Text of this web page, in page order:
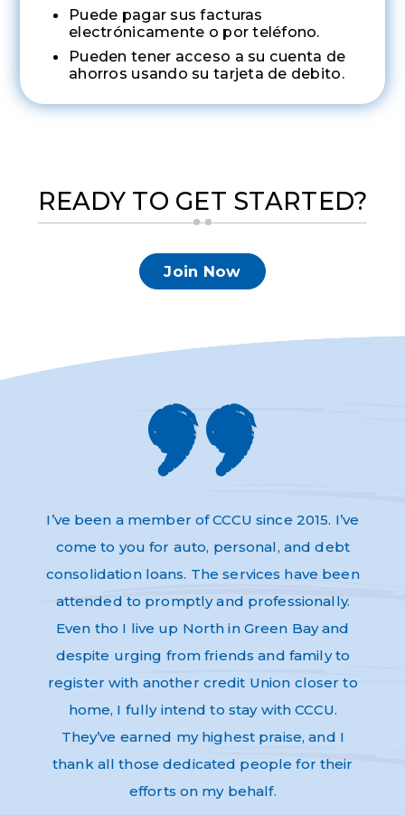
Puede pagar sus facturas
electrónicamente o por teléfono.
Pueden tener acceso a su cuenta de
ahorros usando su tarjeta de debito.
READY TO GET STARTED?
Join Now
I’ve been a member of CCCU since 2015. I’ve
come to you for auto, personal, and debt
consolidation loans. The services have been
attended to promptly and professionally.
Even tho I live up North in Green Bay and
despite urging from friends and family to
register with another credit Union closer to
home, I fully intend to stay with CCCU.
They’ve earned my highest praise, and I
thank all those dedicated people for their
efforts on my behalf.